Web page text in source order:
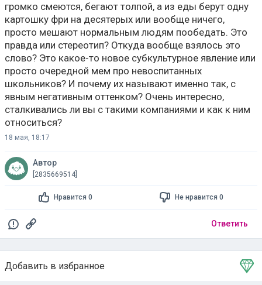
громко смеются, бегают толпой, а из еды берут одну
картошку фри на десятерых или вообще ничего,
просто мешают нормальным людям пообедать. Это
правда или стереотип? Откуда вообще взялось это
слово? Это какое-то новое субкультурное явление или
просто очередной мем про невоспитанных
школьников? И почему их называют именно так, с
явным негативным оттенком? Очень интересно,
сталкивались ли вы с такими компаниями и как к ним
относиться?
18 мая, 18:17
Автор
[2835669514]
Нравится 0 Не нравится 0
Ответить
Добавить в избранное
Тема в избранном